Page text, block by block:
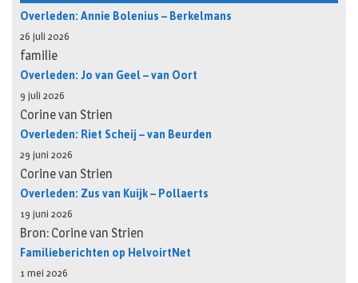
Overleden: Annie Bolenius – Berkelmans
26 juli 2026
familie
Overleden: Jo van Geel – van Oort
9 juli 2026
Corine van Strien
Overleden: Riet Scheij – van Beurden
29 juni 2026
Corine van Strien
Overleden: Zus van Kuijk – Pollaerts
19 juni 2026
Bron: Corine van Strien
Familieberichten op HelvoirtNet
1 mei 2026